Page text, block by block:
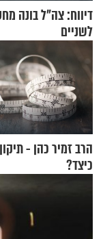
דיווח: צה"ל בונה
לשניים
הרב זמיר כהן -
כיצד?